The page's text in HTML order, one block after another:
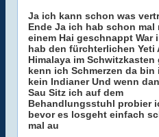
Ja ich kann schon was
Ende Ja ich hab schon mal
einem Hai geschnappt War
hab den fürchterlichen Yeti
Himalaya im
kenn ich Schmerzen da bin
kein Indianer Und wenn
Sau Sitz ich auf dem
Behandlungsstuhl probier
bevor es losgeht einfach
mal au